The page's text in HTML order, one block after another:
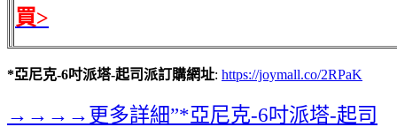
買>
*亞尼克-6吋派塔-起司派訂購網址: https://joymall.co/2RPaK
→→→→更多詳細”*亞尼克-6吋派塔-起司